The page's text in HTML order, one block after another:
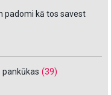
padomi kā tos savest
pankūkas (39)